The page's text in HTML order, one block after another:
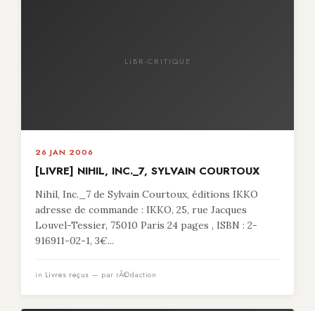
LIBR-CRITIQUE
26 JAN 2006
[LIVRE] NIHIL, INC._7, SYLVAIN COURTOUX
Nihil, Inc._7 de Sylvain Courtoux, éditions IKKO
adresse de commande : IKKO, 25, rue Jacques
Louvel-Tessier, 75010 Paris 24 pages , ISBN : 2-
916911-02-1, 3€...
in Livres reçus — par rÃ©daction